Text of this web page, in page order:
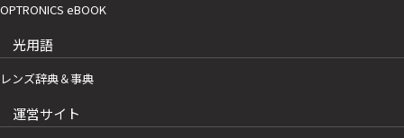
OPTRONICS eBOOK
光用語
レンズ辞典＆事典
運営サイト